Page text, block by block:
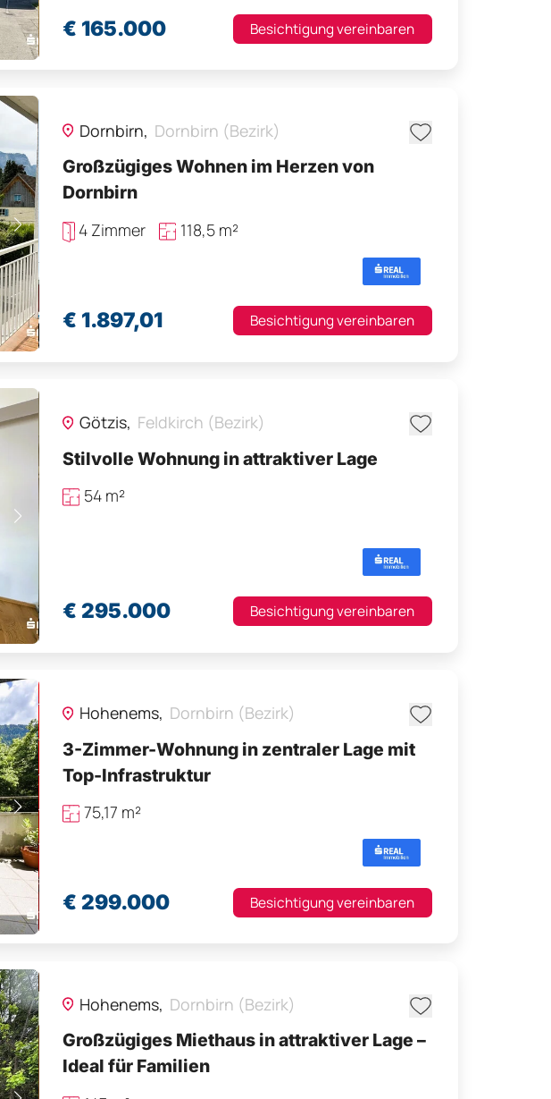
€ 165.000 Besichtigung vereinbaren
Dornbirn, Dornbirn (Bezirk)
Großzügiges Wohnen im Herzen von
Dornbirn
4 Zimmer
118,5 m²
€ 1.897,01 Besichtigung vereinbaren
Götzis, Feldkirch (Bezirk)
Stilvolle Wohnung in attraktiver Lage
54 m²
€ 295.000 Besichtigung vereinbaren
Hohenems, Dornbirn (Bezirk)
3-Zimmer-Wohnung in zentraler Lage mit
Top-Infrastruktur
75,17 m²
€ 299.000 Besichtigung vereinbaren
Hohenems, Dornbirn (Bezirk)
Großzügiges Miethaus in attraktiver Lage –
Ideal für Familien